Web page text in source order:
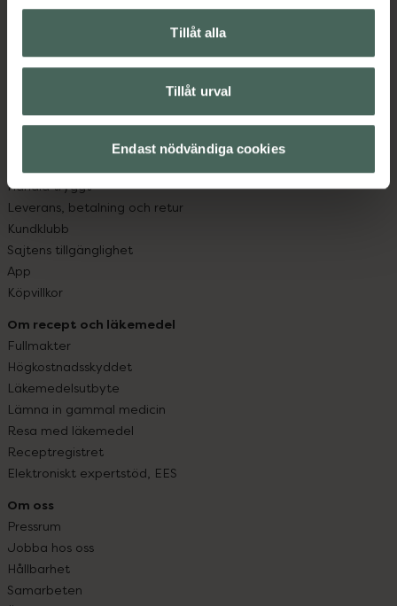
Tillåt alla
Tillåt urval
Endast nödvändiga cookies
datorn. Oavsett vem du är så är det vårt uppdrag att
hjälpa just dig att må lite bättre. Välkommen att prata
med oss.
Kontakta oss
Handla tryggt
Leverans, betalning och retur
Kundklubb
Sajtens tillgänglighet
App
Köpvillkor
Om recept och läkemedel
Fullmakter
Högkostnadsskyddet
Läkemedelsutbyte
Lämna in gammal medicin
Resa med läkemedel
Receptregistret
Elektroniskt expertstöd, EES
Om oss
Pressrum
Jobba hos oss
Hållbarhet
Samarbeten